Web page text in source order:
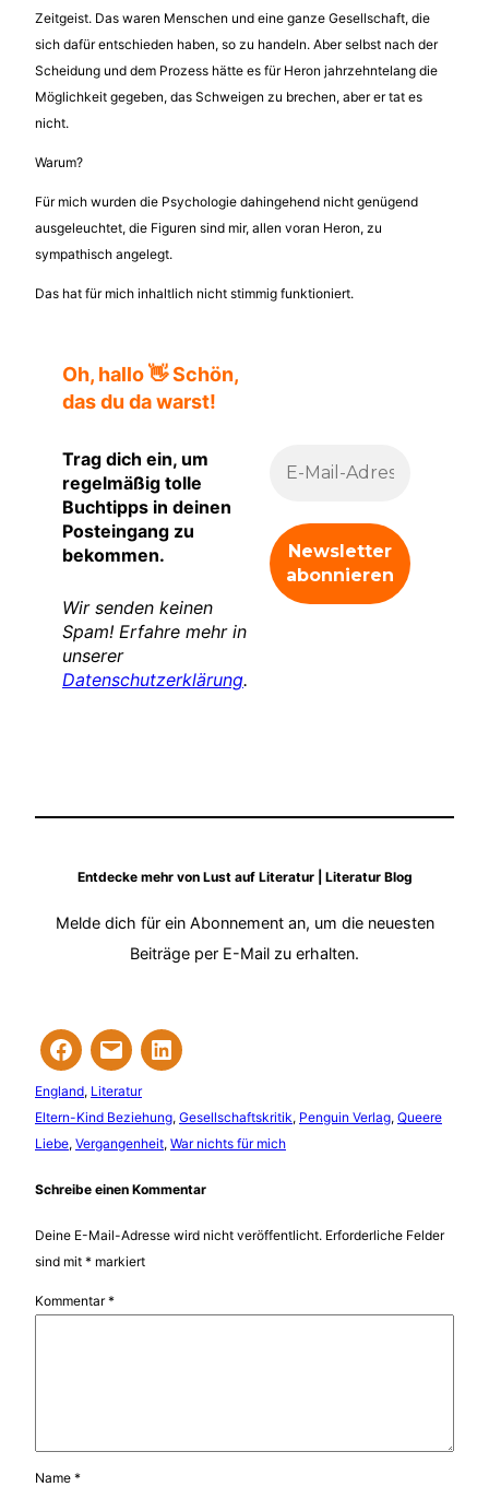
Zeitgeist. Das waren Menschen und eine ganze Gesellschaft, die
sich dafür entschieden haben, so zu handeln. Aber selbst nach der
Scheidung und dem Prozess hätte es für Heron jahrzehntelang die
Möglichkeit gegeben, das Schweigen zu brechen, aber er tat es
nicht.
Warum?
Für mich wurden die Psychologie dahingehend nicht genügend
ausgeleuchtet, die Figuren sind mir, allen voran Heron, zu
sympathisch angelegt.
Das hat für mich inhaltlich nicht stimmig funktioniert.
Oh, hallo 👋 Schön,
das du da warst!
Trag dich ein, um
regelmäßig tolle
Buchtipps in deinen
Posteingang zu
bekommen.
Wir senden keinen
Spam! Erfahre mehr in
unserer
Datenschutzerklärung.
Entdecke mehr von Lust auf Literatur | Literatur Blog
Melde dich für ein Abonnement an, um die neuesten
Beiträge per E-Mail zu erhalten.
England, Literatur
Eltern-Kind Beziehung, Gesellschaftskritik, Penguin Verlag, Queere
Liebe, Vergangenheit, War nichts für mich
Schreibe einen Kommentar
Deine E-Mail-Adresse wird nicht veröffentlicht. Erforderliche Felder
sind mit * markiert
Kommentar*
Name *